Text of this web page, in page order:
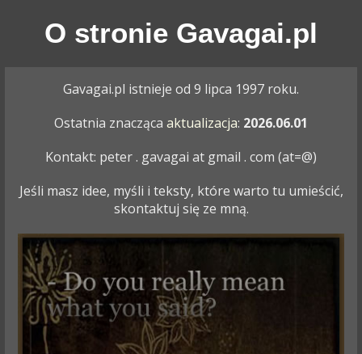
O stronie Gavagai.pl
Gavagai.pl istnieje od 9 lipca 1997 roku.
Ostatnia znacząca aktualizacja: 2026.06.01
Kontakt: peter . gavagai at gmail . com (at=@)
Jeśli masz idee, myśli i teksty, które warto tu umieścić,
skontaktuj się ze mną.